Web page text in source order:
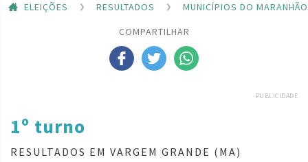
ELEIÇÕES RESULTADOS
MUNICÍPIOS DO MARANHÃO
COMPARTILHAR
PUBLICIDADE
1º turno
RESULTADOS EM VARGEM GRANDE (MA)